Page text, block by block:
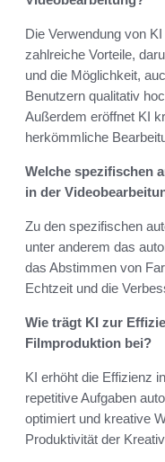
Die Verwendung von
zahlreiche Vorteile,
und die Möglichkeit,
Benutzern qualitativ
Außerdem eröffnet KI
herkömmliche
Welche spezifischen
in der
Zu den spezifischen
unter anderem das
das Abstimmen von
Echtzeit und die
Wie trägt KI zur
Filmproduktion bei?
KI erhöht die Effizienz
repetitive Aufgaben
optimiert und kreative
Produktivität der